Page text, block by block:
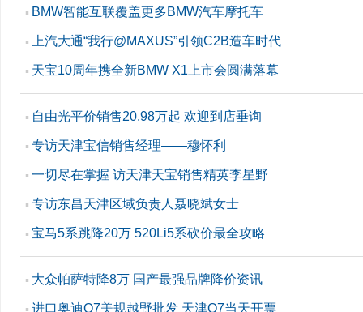
▪ BMW智能互联覆盖更多BMW汽车摩托车
▪ 上汽大通“我行@MAXUS”引领C2B造车时代
▪ 天宝10周年携全新BMW X1上市会圆满落幕
▪ 自由光平价销售20.98万起 欢迎到店垂询
▪ 专访天津宝信销售经理——穆怀利
▪ 一切尽在掌握 访天津天宝销售精英李星野
▪ 专访东昌天津区域负责人聂晓斌女士
▪ 宝马5系跳降20万 520Li5系砍价最全攻略
▪ 大众帕萨特降8万 国产最强品牌降价资讯
▪ 进口奥迪Q7美规越野批发 天津Q7当天开票